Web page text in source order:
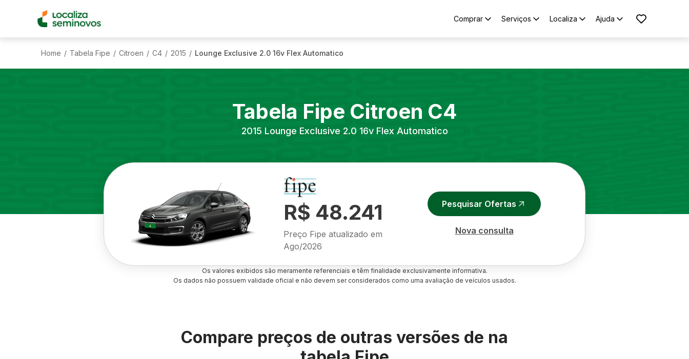
Comprar Serviços Localiza Ajuda
Home / Tabela Fipe / Citroen / C4 / 2015 / Lounge Exclusive 2.0 16v Flex Automatico
Tabela Fipe Citroen C4
2015 Lounge Exclusive 2.0 16v Flex Automatico
R$ 48.241
Preço Fipe atualizado em
Ago/2026
Pesquisar Ofertas
Nova consulta
Os valores exibidos são meramente referenciais e têm finalidade exclusivamente informativa.
Os dados não possuem validade oficial e não devem ser considerados como uma avaliação de veículos usados.
Compare preços de outras versões de na